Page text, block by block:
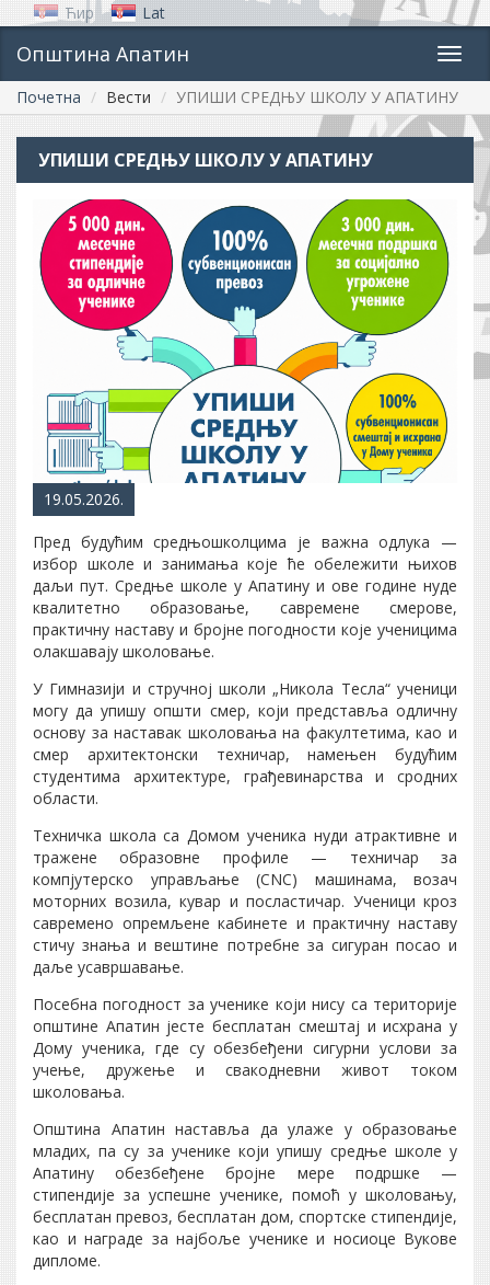
Ћир Lat
Општина Апатин
Почетна Вести УПИШИ СРЕДЊУ ШКОЛУ У АПАТИНУ
УПИШИ СРЕДЊУ ШКОЛУ У АПАТИНУ
19.05.2026.
Пред будућим средњошколцима је важна одлука —
избор школе и занимања које ће обележити њихов
даљи пут. Средње школе у Апатину и ове године нуде
квалитетно образовање, савремене смерове,
практичну наставу и бројне погодности које ученицима
олакшавају школовање.
У Гимназији и стручној школи „Никола Тесла“ ученици
могу да упишу општи смер, који представља одличну
основу за наставак школовања на факултетима, као и
смер архитектонски техничар, намењен будућим
студентима архитектуре, грађевинарства и сродних
области.
Техничка школа са Домом ученика нуди атрактивне и
тражене образовне профиле — техничар за
компјутерско управљање (CNC) машинама, возач
моторних возила, кувар и посластичар. Ученици кроз
савремено опремљене кабинете и практичну наставу
стичу знања и вештине потребне за сигуран посао и
даље усавршавање.
Посебна погодност за ученике који нису са територије
општине Апатин јесте бесплатан смештај и исхрана у
Дому ученика, где су обезбеђени сигурни услови за
учење, дружење и свакодневни живот током
школовања.
Општина Апатин наставља да улаже у образовање
младих, па су за ученике који упишу средње школе у
Апатину обезбеђене бројне мере подршке —
стипендије за успешне ученике, помоћ у школовању,
бесплатан превоз, бесплатан дом, спортске стипендије,
као и награде за најбоље ученике и носиоце Вукове
дипломе.